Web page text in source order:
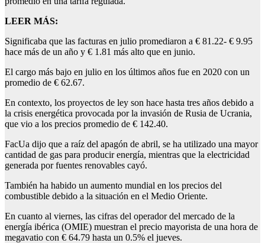
LEER MÁS:
Significaba que las facturas en julio promediaron a € 81.22- € 9.95
hace más de un año y € 1.81 más alto que en junio.
El cargo más bajo en julio en los últimos años fue en 2020 con un
promedio de € 62.67.
En contexto, los proyectos de ley son hace hasta tres años debido a
la crisis energética provocada por la invasión de Rusia de Ucrania,
que vio a los precios promedio de € 142.40.
FacUa dijo que a raíz del apagón de abril, se ha utilizado una mayor
cantidad de gas para producir energía, mientras que la electricidad
generada por fuentes renovables cayó.
También ha habido un aumento mundial en los precios del
combustible debido a la situación en el Medio Oriente.
En cuanto al viernes, las cifras del operador del mercado de la
energía ibérica (OMIE) muestran el precio mayorista de una hora de
megavatio con € 64.79 hasta un 0.5% el jueves.